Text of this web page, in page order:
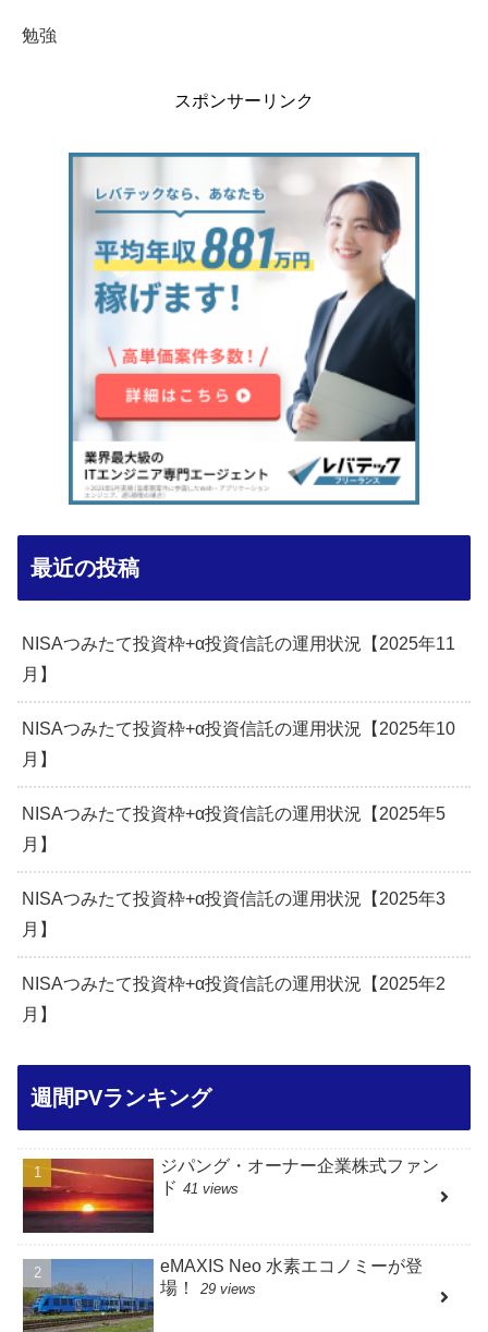
勉強
スポンサーリンク
最近の投稿
NISAつみたて投資枠+α投資信託の運用状況【2025年11
月】
NISAつみたて投資枠+α投資信託の運用状況【2025年10
月】
NISAつみたて投資枠+α投資信託の運用状況【2025年5
月】
NISAつみたて投資枠+α投資信託の運用状況【2025年3
月】
NISAつみたて投資枠+α投資信託の運用状況【2025年2
月】
週間PVランキング
ジパング・オーナー企業株式ファン
ド 41 views
eMAXIS Neo 水素エコノミーが登
場！
29 views